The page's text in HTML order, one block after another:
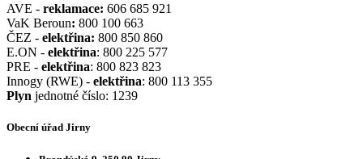
AVE - reklamace: 606 685 921
VaK Beroun: 800 100 663
ČEZ - elektřina: 800 850 860
E.ON - elektřina: 800 225 577
PRE - elektřina: 800 823 823
Innogy (RWE) - elektřina: 800 113 355
Plyn jednotné číslo: 1239
Obecní úřad Jirny